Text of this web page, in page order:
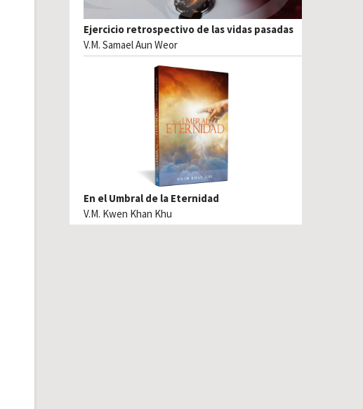
Ejercicio retrospectivo de las vidas pasadas
V.M. Samael Aun Weor
En el Umbral de la Eternidad
V.M. Kwen Khan Khu